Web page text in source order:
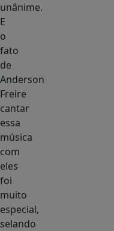
unânime.
E
o
fato
de
Anderson
Freire
cantar
essa
música
com
eles
foi
muito
especial,
selando